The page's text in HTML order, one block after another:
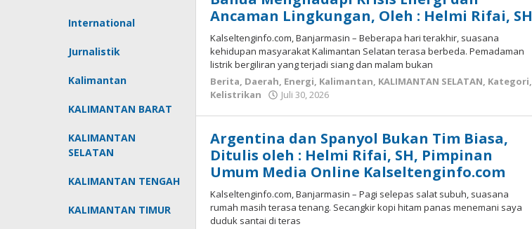
International
Jurnalistik
Kalimantan
KALIMANTAN BARAT
KALIMANTAN
SELATAN
KALIMANTAN TENGAH
KALIMANTAN TIMUR
Ancaman Lingkungan, Oleh : Helmi Rifai, SH
Kalseltenginfo.com, Banjarmasin – Beberapa hari terakhir, suasana
kehidupan masyarakat Kalimantan Selatan terasa berbeda. Pemadaman
listrik bergiliran yang terjadi siang dan malam bukan
Berita, Daerah, Energi, Kalimantan, KALIMANTAN SELATAN, Kategori,
Kelistrikan
Juli 30, 2026
Argentina dan Spanyol Bukan Tim Biasa,
Ditulis oleh : Helmi Rifai, SH, Pimpinan
Umum Media Online Kalseltenginfo.com
Kalseltenginfo.com, Banjarmasin – Pagi selepas salat subuh, suasana
rumah masih terasa tenang. Secangkir kopi hitam panas menemani saya
duduk santai di teras